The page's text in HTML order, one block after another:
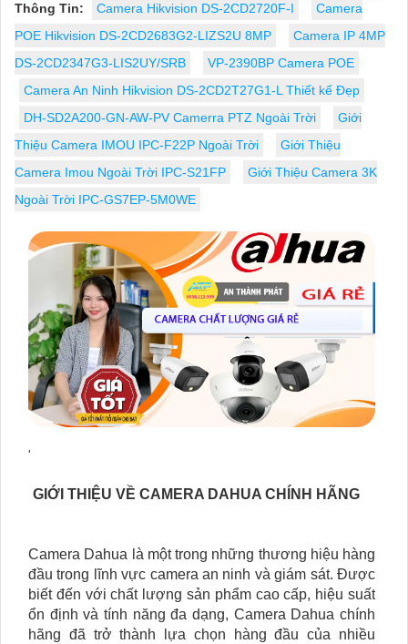
Thông Tin:
Camera Hikvision DS-2CD2720F-I
Camera
POE Hikvision DS-2CD2683G2-LIZS2U 8MP
Camera IP 4MP
DS-2CD2347G3-LIS2UY/SRB
VP-2390BP Camera POE
Camera An Ninh Hikvision DS-2CD2T27G1-L Thiết kế Đẹp
DH-SD2A200-GN-AW-PV Camerra PTZ Ngoài Trời
Giới
Thiệu Camera IMOU IPC-F22P Ngoài Trời
Giới Thiệu
Camera Imou Ngoài Trời IPC-S21FP
Giới Thiệu Camera 3K
Ngoài Trời IPC-GS7EP-5M0WE
'
GIỚI THIỆU VỀ CAMERA DAHUA CHÍNH HÃNG
Camera Dahua là một trong những thương hiệu hàng
đầu trong lĩnh vực camera an ninh và giám sát. Được
biết đến với chất lượng sản phẩm cao cấp, hiệu suất
ổn định và tính năng đa dạng, Camera Dahua chính
hãng đã trở thành lựa chọn hàng đầu của nhiều